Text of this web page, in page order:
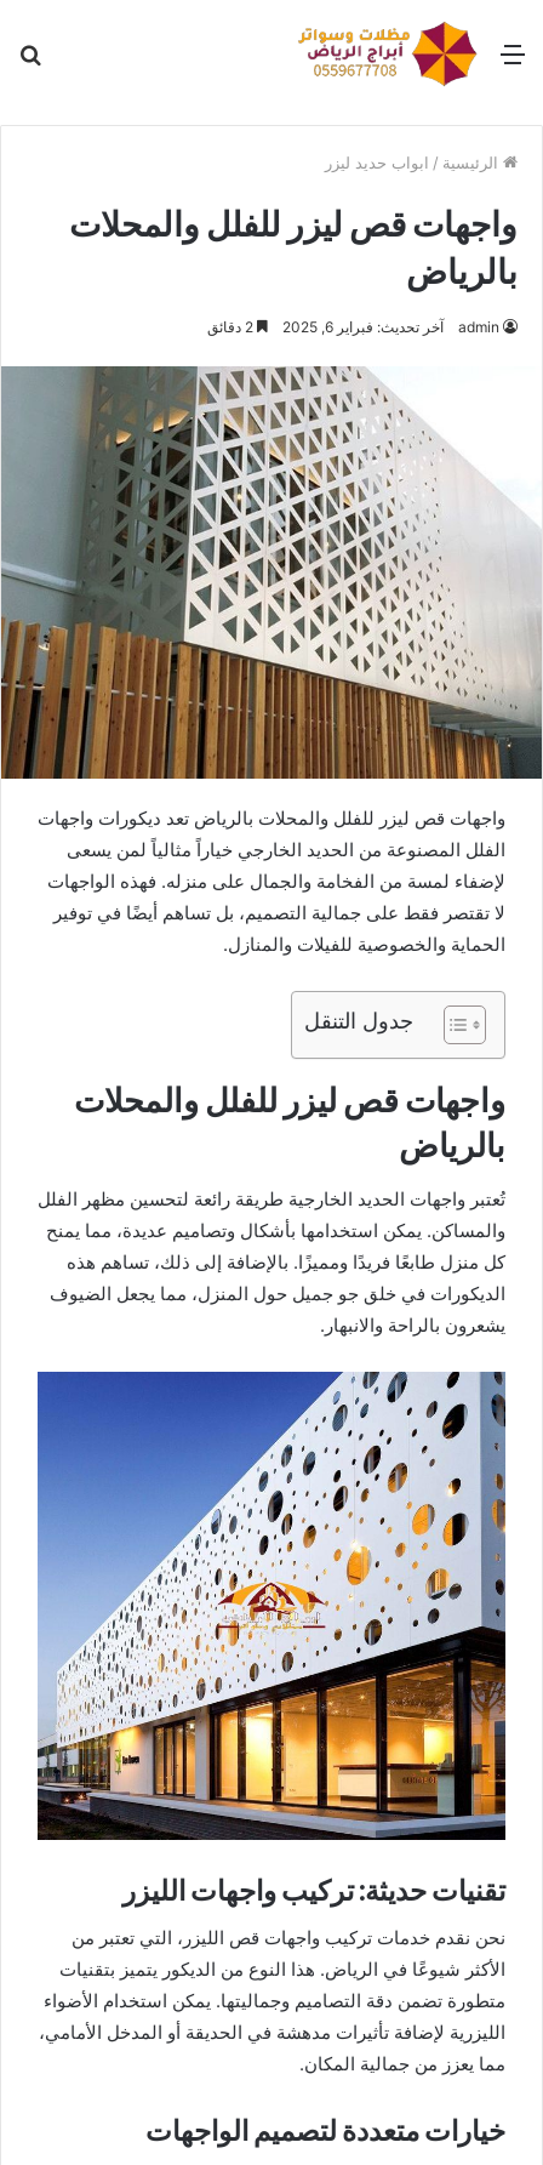
القائمة
الرئيسية / ابواب حديد ليزر
واجهات قص ليزر للفلل والمحلات
بالرياض
admin آخر تحديث: فبراير 6, 2025
واجهات قص ليزر للفلل والمحلات بالرياض تعد ديكورات واجهات
الفلل المصنوعة من الحديد الخارجي خياراً مثالياً لمن يسعى
لإضفاء لمسة من الفخامة والجمال على منزله. فهذه الواجهات
لا تقتصر فقط على جمالية التصميم، بل تساهم أيضًا في توفير
الحماية والخصوصية للفيلات والمنازل.
جدول التنقل
واجهات قص ليزر للفلل والمحلات
بالرياض
تُعتبر واجهات الحديد الخارجية طريقة رائعة لتحسين مظهر الفلل
والمساكن. يمكن استخدامها بأشكال وتصاميم عديدة، مما يمنح
كل منزل طابعًا فريدًا ومميزًا. بالإضافة إلى ذلك، تساهم هذه
الديكورات في خلق جو جميل حول المنزل، مما يجعل الضيوف
يشعرون بالراحة والانبهار.
تقنيات حديثة: تركيب واجهات الليزر
نحن نقدم خدمات تركيب واجهات قص الليزر، التي تعتبر من
الأكثر شيوعًا في الرياض. هذا النوع من الديكور يتميز بتقنيات
متطورة تضمن دقة التصاميم وجماليتها. يمكن استخدام الأضواء
الليزرية لإضافة تأثيرات مدهشة في الحديقة أو المدخل الأمامي،
مما يعزز من جمالية المكان.
خيارات متعددة لتصميم الواجهات